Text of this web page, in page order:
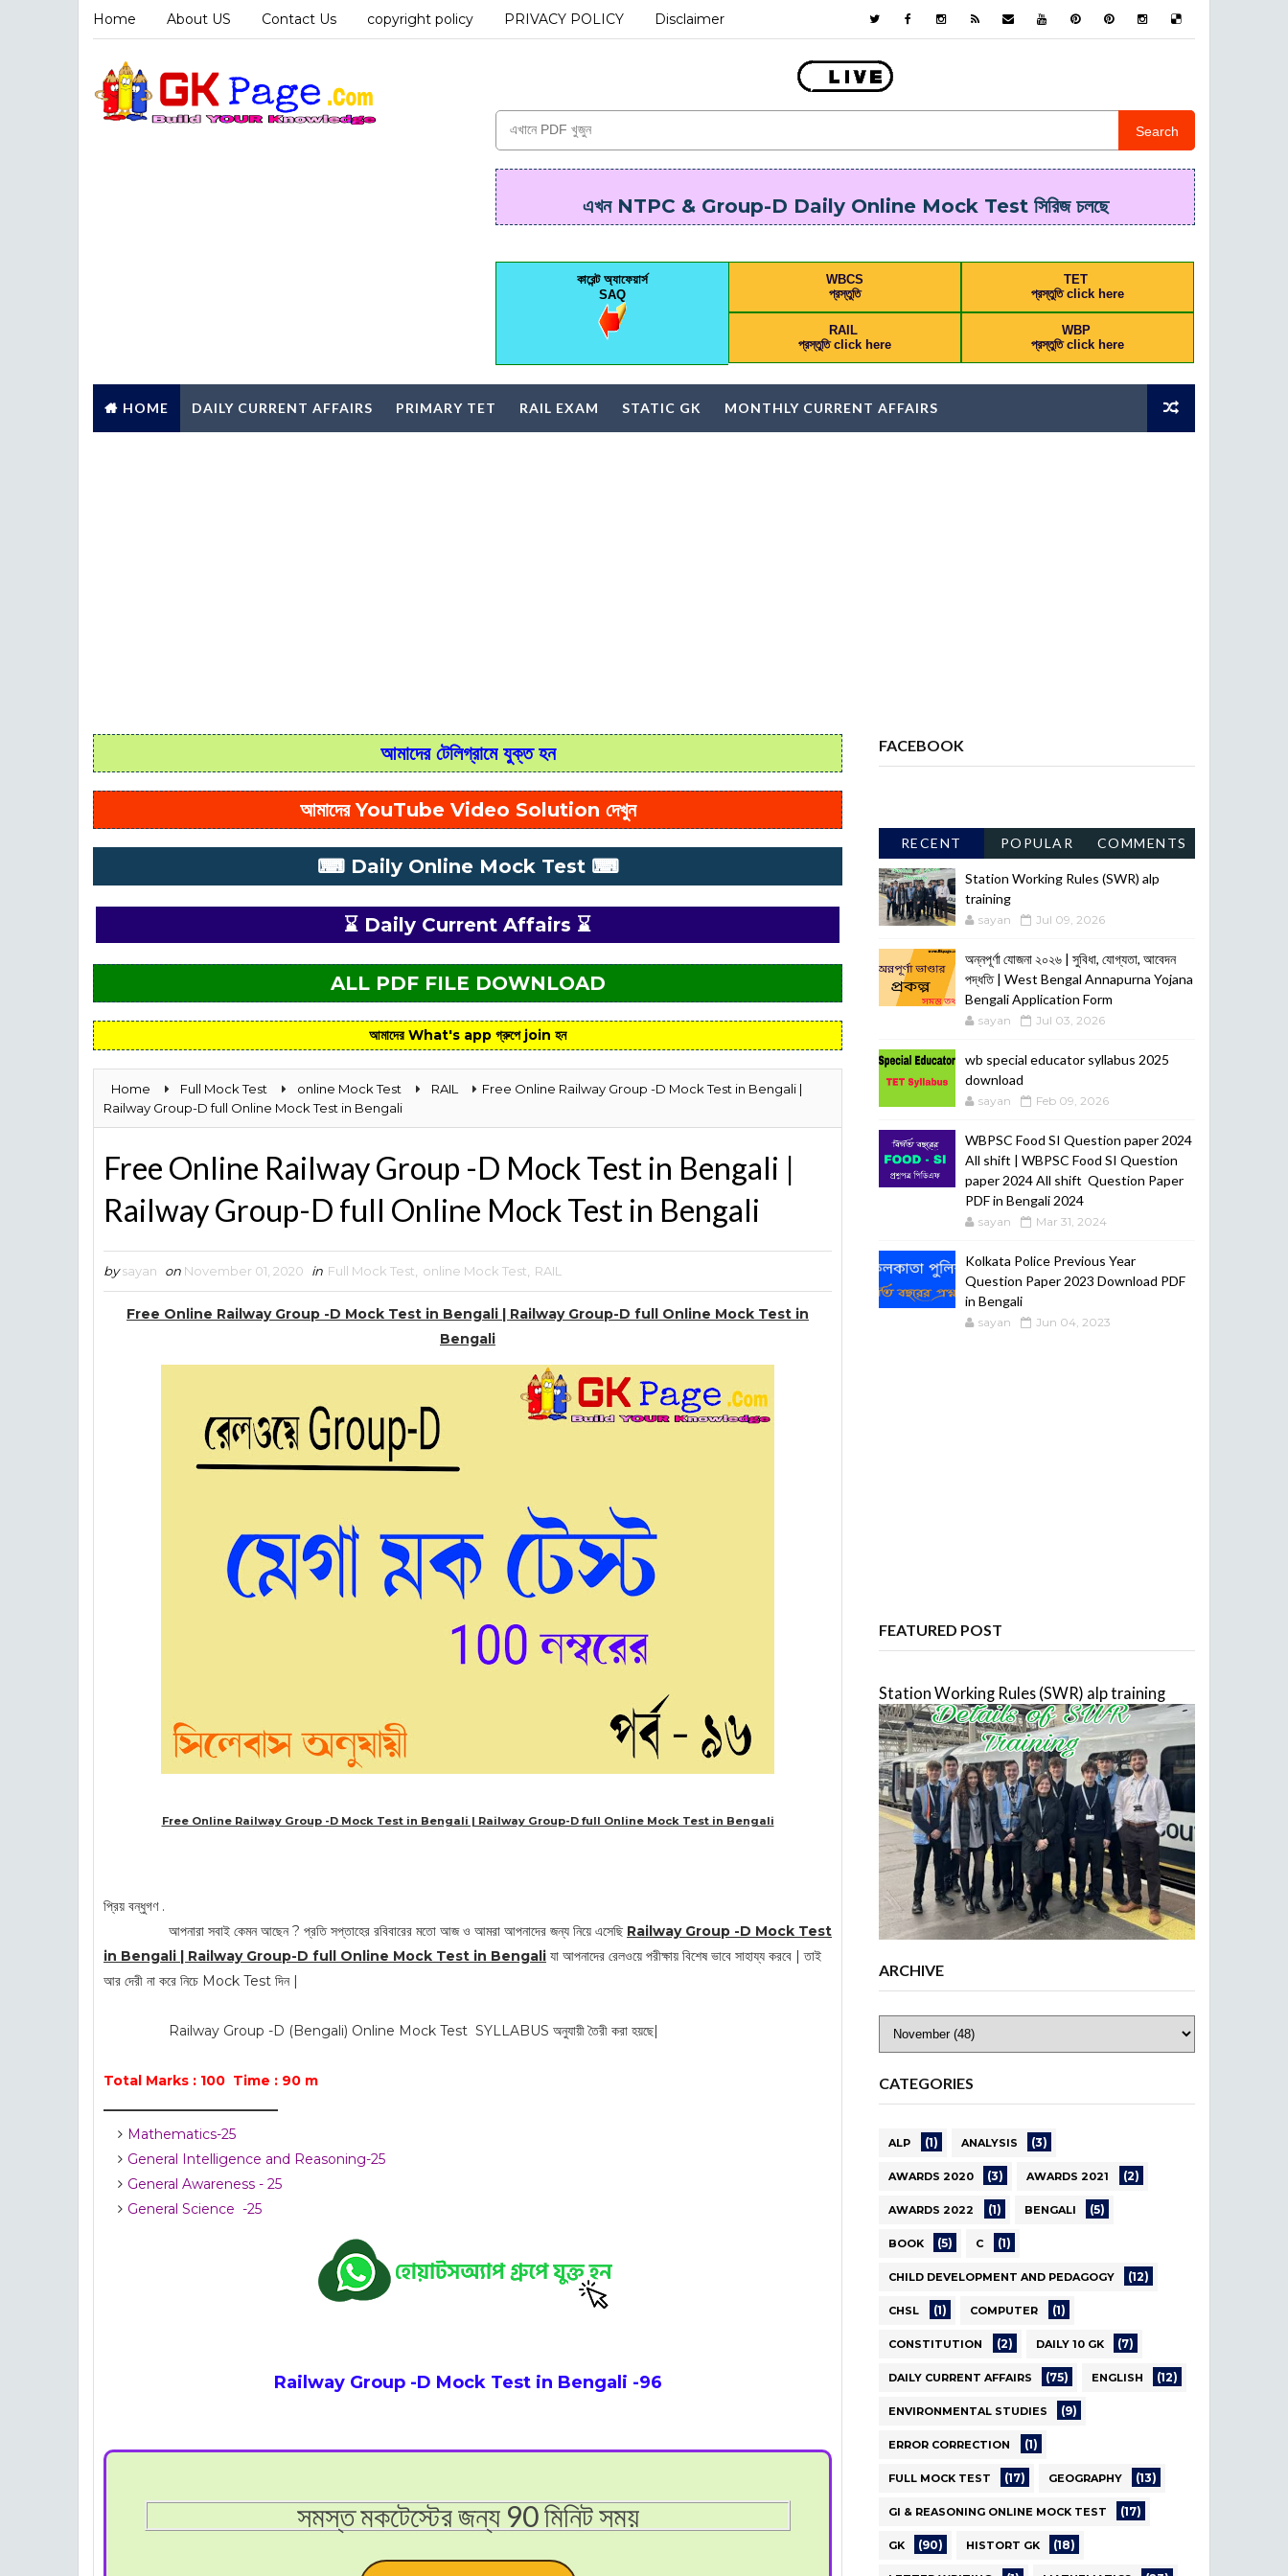
Home About US Contact Us copyright policy PRIVACY POLICY Disclaimer
Search
এখন NTPC & Group-D Daily Online Mock Test সিরিজ চলছে
কারেন্ট অ্যাফেয়ার্স
SAQ
WBCS
প্রস্তুতি
TET
প্রস্তুতি click here
RAIL
প্রস্তুতি click here
WBP
প্রস্তুতি click here
HOME DAILY CURRENT AFFAIRS PRIMARY TET RAIL EXAM STATIC GK MONTHLY CURRENT AFFAIRS
আমাদের টেলিগ্রামে যুক্ত হন
আমাদের YouTube Video Solution দেখুন
⌨ Daily Online Mock Test ⌨
⌛ Daily Current Affairs ⌛
ALL PDF FILE DOWNLOAD
আমাদের What's app গ্রুপে join হন
Home Full Mock Test online Mock Test RAIL
Free Online Railway Group -D Mock Test in Bengali |
Railway Group-D full Online Mock Test in Bengali
Free Online Railway Group -D Mock Test in Bengali |
Railway Group-D full Online Mock Test in Bengali
by sayan on November 01, 2020 in Full Mock Test online Mock Test RAIL
Free Online Railway Group -D Mock Test in Bengali | Railway Group-D full Online Mock Test in
Bengali
Free Online Railway Group -D Mock Test in Bengali | Railway Group-D full Online Mock Test in Bengali
প্রিয় বন্ধুগণ .
আপনারা সবাই কেমন আছেন ? প্রতি সপ্তাহের রবিবারের মতো আজ ও আমরা আপনাদের জন্য নিয়ে এসেছি Railway Group -D Mock Test
in Bengali | Railway Group-D full Online Mock Test in Bengali যা আপনাদের রেলওয়ে পরীক্ষায় বিশেষ ভাবে সাহায্য করবে | তাই
আর দেরী না করে নিচে Mock Test দিন |
Railway Group -D (Bengali) Online Mock Test SYLLABUS অনুযায়ী তৈরী করা হয়ছে|
Total Marks : 100 Time : 90 m
__________________________
Mathematics-25
General Intelligence and Reasoning-25
General Awareness - 25
General Science -25
Railway Group -D Mock Test in Bengali -96
সমস্ত মকটেস্টের জন্য 90 মিনিট সময়
FACEBOOK
RECENT
POPULAR
POSTS
COMMENTS
Station Working Rules (SWR) alp
training
sayan Jul 09, 2026
অন্নপূর্ণা যোজনা ২০২৬ | সুবিধা, যোগ্যতা, আবেদন
পদ্ধতি | West Bengal Annapurna Yojana
Bengali Application Form
sayan Jul 03, 2026
wb special educator syllabus 2025
download
sayan Feb 09, 2026
WBPSC Food SI Question paper 2024
All shift | WBPSC Food SI Question
paper 2024 All shift Question Paper
PDF in Bengali 2024
sayan Mar 31, 2024
Kolkata Police Previous Year
Question Paper 2023 Download PDF
in Bengali
sayan Jun 04, 2023
FEATURED POST
Station Working Rules (SWR) alp training
ARCHIVE
CATEGORIES
ALP (1) ANALYSIS (3)
AWARDS 2020 (3) AWARDS 2021 (2)
AWARDS 2022 (1) BENGALI (5)
BOOK (5) C (1)
CHILD DEVELOPMENT AND PEDAGOGY (12)
CHSL (1) COMPUTER (1)
CONSTITUTION (2) DAILY 10 GK (7)
DAILY CURRENT AFFAIRS (75) ENGLISH (12)
ENVIRONMENTAL STUDIES (9)
ERROR CORRECTION (1)
FULL MOCK TEST (17) GEOGRAPHY (13)
GI & REASONING ONLINE MOCK TEST (17)
GK (90) HISTORT GK (18)